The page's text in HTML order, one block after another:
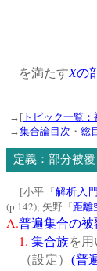
を満たすXの
→[ トピック一覧：
→集合論目次 ・ 総
定義：部分被
[小平『解析入
(p.142);.矢野『距離
A.普遍集合の被
1. 集合族を用
（設定）(普